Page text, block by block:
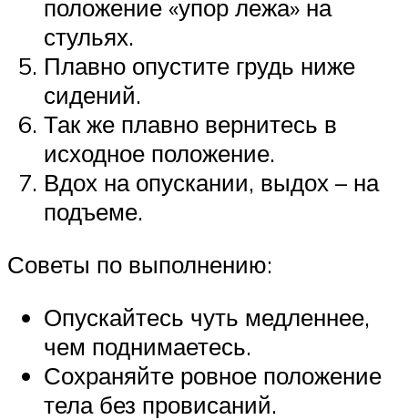
положение «упор лежа» на
стульях.
Плавно опустите грудь ниже
сидений.
Так же плавно вернитесь в
исходное положение.
Вдох на опускании, выдох – на
подъеме.
Советы по выполнению:
Опускайтесь чуть медленнее,
чем поднимаетесь.
Сохраняйте ровное положение
тела без провисаний.